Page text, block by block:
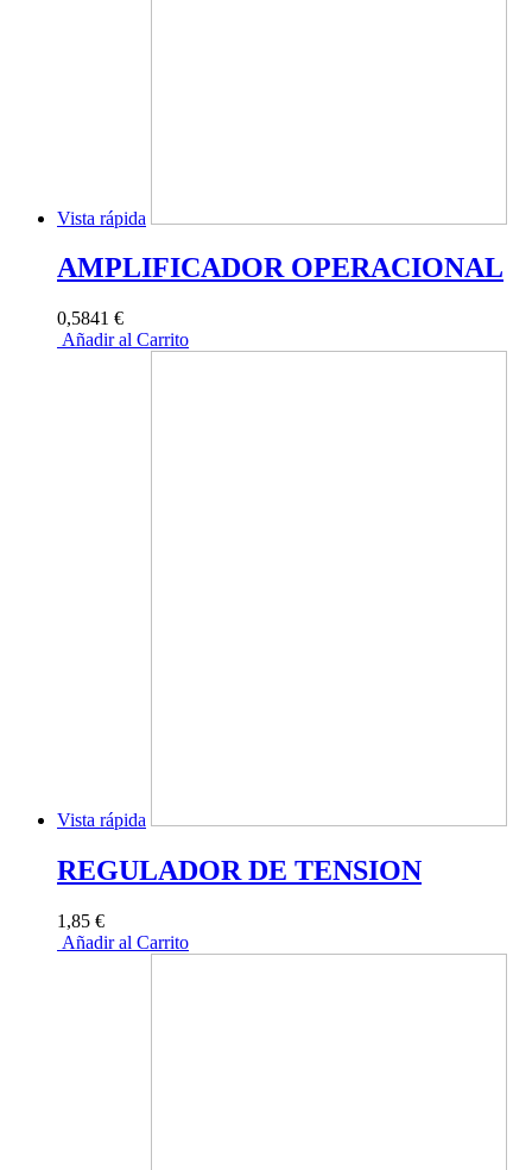
Vista rápida
AMPLIFICADOR OPERACIONAL
0,5841 €
Añadir al Carrito
Vista rápida
REGULADOR DE TENSION
1,85 €
Añadir al Carrito